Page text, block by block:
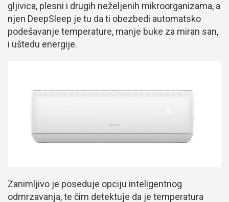
gljivica, plesni i drugih neželjenih mikroorganizama, a
njen DeepSleep je tu da ti obezbedi automatsko
podešavanje temperature, manje buke za miran san,
i uštedu energije.
Zanimljivo je poseduje opciju inteligentnog
odmrzavanja, te čim detektuje da je temperatura